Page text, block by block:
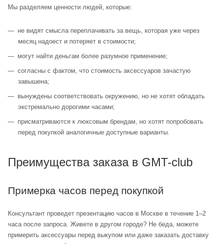
Мы разделяем ценности людей, которые:
не видят смысла переплачивать за вещь, которая уже через
месяц надоест и потеряет в стоимости;
могут найти деньгам более разумное применение;
согласны с фактом, что стоимость аксессуаров зачастую
завышена;
вынуждены соответствовать окружению, но не хотят обладать
экстремально дорогими часами;
присматриваются к люксовым брендам, но хотят попробовать
перед покупкой аналогичные доступные варианты.
Преимущества заказа в GMT-club
Примерка часов перед покупкой
Консультант проведет презентацию часов в Москве в течение 1–2
часа после запроса. Живете в другом городе? Не беда, можете
примерить аксессуары перед выкупом или даже заказать доставку